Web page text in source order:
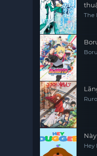
The
Hey